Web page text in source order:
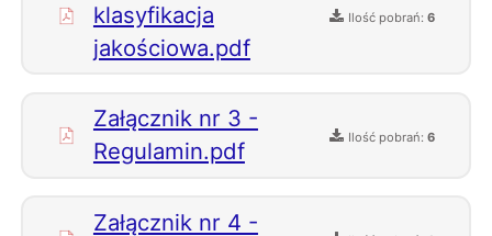
klasyfikacja
jakościowa.pdf
Ilość pobrań: 6
Załącznik nr 3 -
Regulamin.pdf
Ilość pobrań: 6
Załącznik nr 4 -